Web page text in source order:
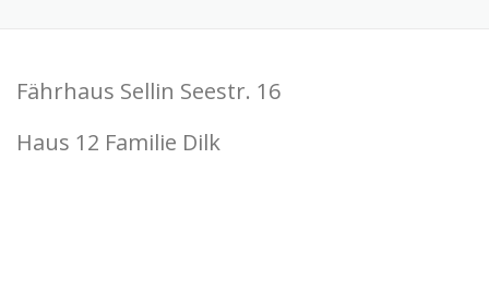
REETHAUS GÖHREN
Fährhaus Sellin Seestr. 16
Haus 12 Familie Dilk